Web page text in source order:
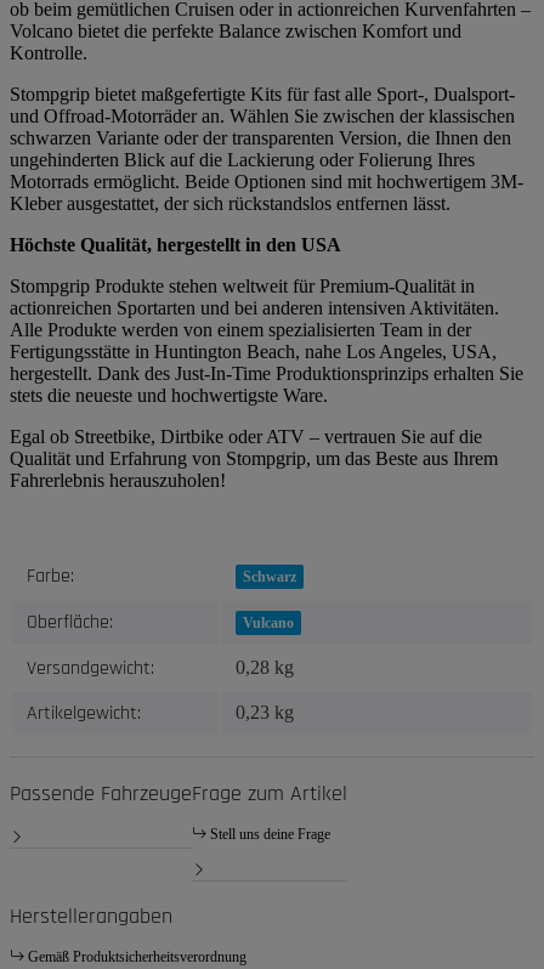
ob beim gemütlichen Cruisen oder in actionreichen Kurvenfahrten –
Volcano bietet die perfekte Balance zwischen Komfort und
Kontrolle.
Stompgrip bietet maßgefertigte Kits für fast alle Sport-, Dualsport-
und Offroad-Motorräder an. Wählen Sie zwischen der klassischen
schwarzen Variante oder der transparenten Version, die Ihnen den
ungehinderten Blick auf die Lackierung oder Folierung Ihres
Motorrads ermöglicht. Beide Optionen sind mit hochwertigem 3M-
Kleber ausgestattet, der sich rückstandslos entfernen lässt.
Höchste Qualität, hergestellt in den USA
Stompgrip Produkte stehen weltweit für Premium-Qualität in
actionreichen Sportarten und bei anderen intensiven Aktivitäten.
Alle Produkte werden von einem spezialisierten Team in der
Fertigungsstätte in Huntington Beach, nahe Los Angeles, USA,
hergestellt. Dank des Just-In-Time Produktionsprinzips erhalten Sie
stets die neueste und hochwertigste Ware.
Egal ob Streetbike, Dirtbike oder ATV – vertrauen Sie auf die
Qualität und Erfahrung von Stompgrip, um das Beste aus Ihrem
Fahrerlebnis herauszuholen!
Produkteigenschaft
Wert
Farbe: Schwarz
Oberfläche: Vulcano
Versandgewicht: 0,28 kg
Artikelgewicht: 0,23 kg
Passende FahrzeugeFrage zum Artikel
Stell uns deine Frage
Herstellerangaben
Gemäß Produktsicherheitsverordnung